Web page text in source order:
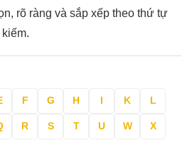
rõ ràng và sắp xếp theo thứ tự
F G H I K L
R S T U W X